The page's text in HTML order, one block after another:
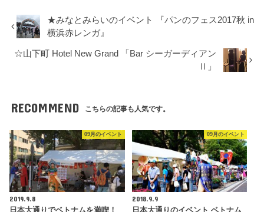
★みなとみらいのイベント 『パンのフェス2017秋 in
横浜赤レンガ』
☆山下町 Hotel New Grand 「Bar シーガーディアン
Ⅱ」
RECOMMEND こちらの記事も人気です。
09月のイベント
2019.9.8
日本大通りでベトナムを満喫！
09月のイベント
2018.9.9
日本大通りのイベント ベトナム